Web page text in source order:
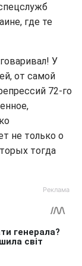
где те
У
от самой
72-го
не только о
тогда